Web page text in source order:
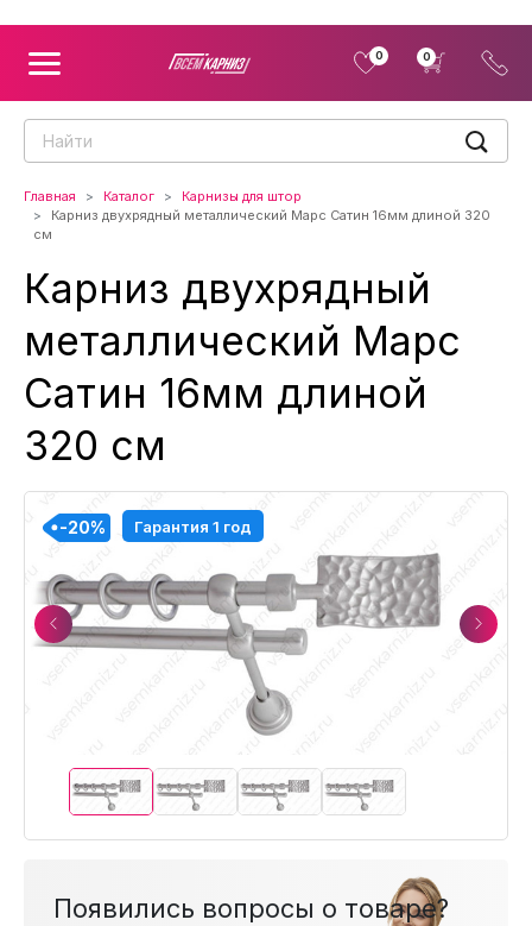
0 0
Главная Каталог
Карнизы для штор
Карниз двухрядный металлический Марс Сатин 16мм длиной 320
см
Карниз двухрядный
металлический Марс
Сатин 16мм длиной
320 см
Previous
-20% Гарантия 1 год
-20%
-20%
-20%
Next
Появились вопросы о товаре?